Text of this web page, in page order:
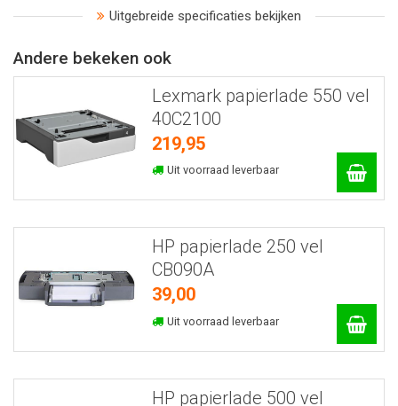
Uitgebreide specificaties bekijken
Andere bekeken ook
Lexmark papierlade 550 vel
40C2100
219,95
Uit voorraad leverbaar
HP papierlade 250 vel
CB090A
39,00
Uit voorraad leverbaar
HP papierlade 500 vel